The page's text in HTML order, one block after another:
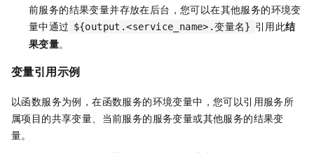
前服务的结果变量并存放在后台，您可以在其他服务的环境变
量中通过 ${output.<service_name>.变量名} 引用此结
果变量。
变量引用示例
以函数服务为例，在函数服务的环境变量中，您可以引用服务所
属项目的共享变量、当前服务的服务变量或其他服务的结果变
量。